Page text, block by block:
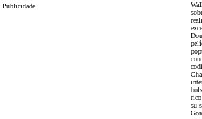
Publicidade
con
su